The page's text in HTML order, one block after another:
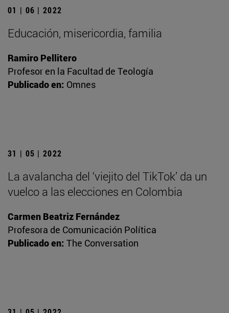
01 | 06 | 2022
Educación, misericordia, familia
Ramiro Pellitero
Profesor en la Facultad de Teología
Publicado en: Omnes
31 | 05 | 2022
La avalancha del ‘viejito del TikTok’ da un
vuelco a las elecciones en Colombia
Carmen Beatriz Fernández
Profesora de Comunicación Política
Publicado en: The Conversation